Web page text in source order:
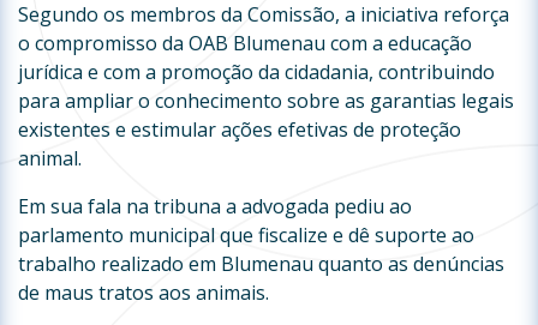
Segundo os membros da Comissão, a iniciativa reforça
o compromisso da OAB Blumenau com a educação
jurídica e com a promoção da cidadania, contribuindo
para ampliar o conhecimento sobre as garantias legais
existentes e estimular ações efetivas de proteção
animal.
Em sua fala na tribuna a advogada pediu ao
parlamento municipal que fiscalize e dê suporte ao
trabalho realizado em Blumenau quanto as denúncias
de maus tratos aos animais.